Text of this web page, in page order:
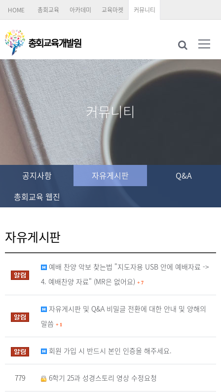
HOME 총회교육 아카데미 교육마켓 커뮤니티
커뮤니티
공지사항 자유게시판
Q&A
총회교육 웹진
자유게시판
예배 찬양 악보 찾는법 "지도자용 USB 안에 예배자료 ->
4. 예배찬양 자료" (MR은 없어요) + 7
자유게시판 및 Q&A 비밀글 전환에 대한 안내 및 양해의
말씀 + 1
회원 가입 시 반드시 본인 인증을 해주세요.
779 6학기 25과 성경스토리 영상 수정요청